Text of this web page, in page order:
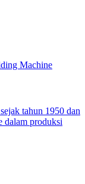
Machine
tahun 1950 dan
dalam produksi